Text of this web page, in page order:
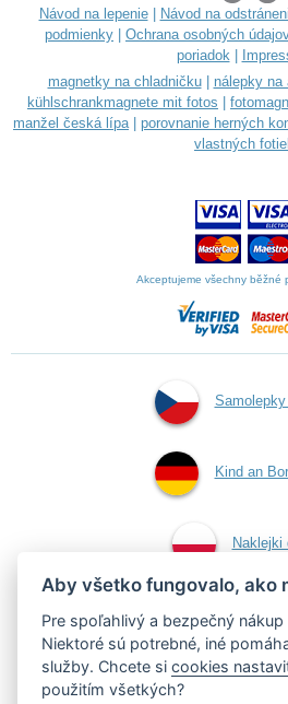
Návod na lepenie| Návod na
podmienky
Ochrana osobných
poriadok|
magnetky na chladničku| nálepky na
kühlschrankmagnete mit fotos
manžel česká lípa| porovnanie herných
vlastných
Akceptujeme všechny běžné
Kind an
Naklejki
aucie
Aby všetko fungovalo, ako
Pre spoľahlivý a bezpečný
Niektoré sú potrebné, iné
služby. Chcete sicookies
použitím všetkých?